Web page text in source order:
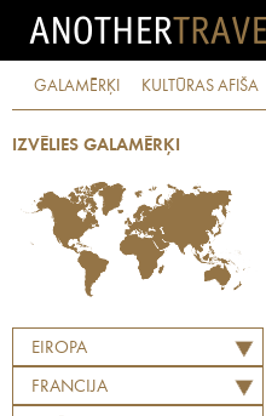
GALAMĒRĶI KULTŪRAS AFIŠA
IZVĒLIES GALAMĒRĶI
EIROPA
FRANCIJA